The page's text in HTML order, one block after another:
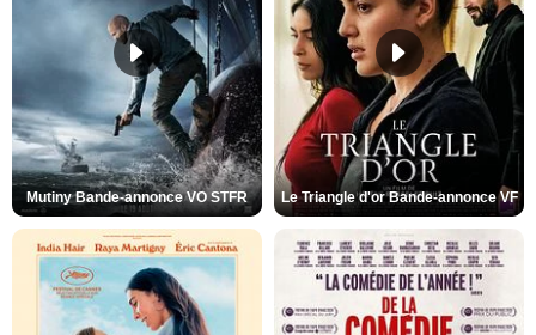
Mutiny Bande-annonce VO STFR Le Triangle d'or Bande-annonce VF